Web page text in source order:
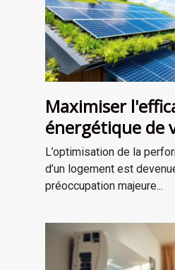
Maximiser
énergétique de
habitat :
L’optimisation de la
d’un logement est
préoccupation majeure...